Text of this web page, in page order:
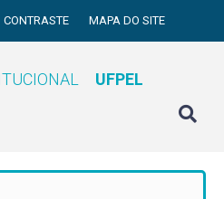
CONTRASTE MAPA DO SITE
UFPEL